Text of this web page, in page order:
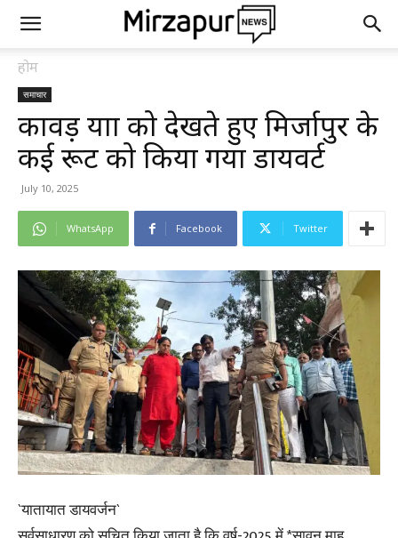
होम
समाचार
कावड़ यात्रा को देखते हुए मिर्जापुर के
कई रूट को किया गया डायवर्ट
July 10, 2025
WhatsApp Facebook Twitter
`यातायात डायवर्जन`